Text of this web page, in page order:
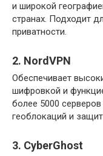
и широкой
странах. Подходит
приватности.
2. NordVPN
Обеспечивает
шифровкой и
более 5000
геоблокаций и
3. CyberGhost